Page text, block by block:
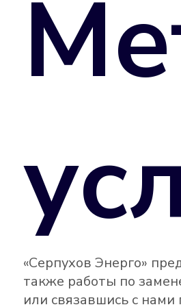
«Серпухов Энерго»
также работы по
или связавшись с нами